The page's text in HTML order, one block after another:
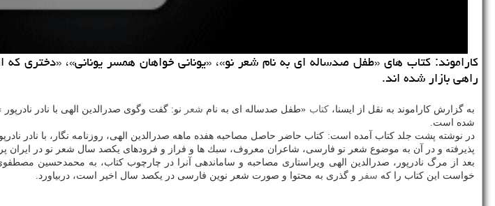
كاراموند: كتاب های «طفل صدساله ای به نام شعر نو»، «یونانی خواهان همسر یونانی»، «دختری
راهی بازار شده اند.
به گزارش كاراموند به نقل از ایسنا،كتاب «طفل صدساله ای به نام شعر
شده است.
پذیرفته و در آن به موضوع شعر نو فارسی، شاعران معروف، سبك ها و فراز و فرودهای یكصد سال شعر نو در ایران
بعد از مرگ نادرپور، صدرالدین الهی ویراستاری مصاحبه و ساماندهی آنرا در چارچوب كتاب، به محمدحسین
خواست این كتاب را كه سفر و گذری به محتوا و صورت شعر نوین فارسی در یكصد سال اخیر است، دربیاورد.